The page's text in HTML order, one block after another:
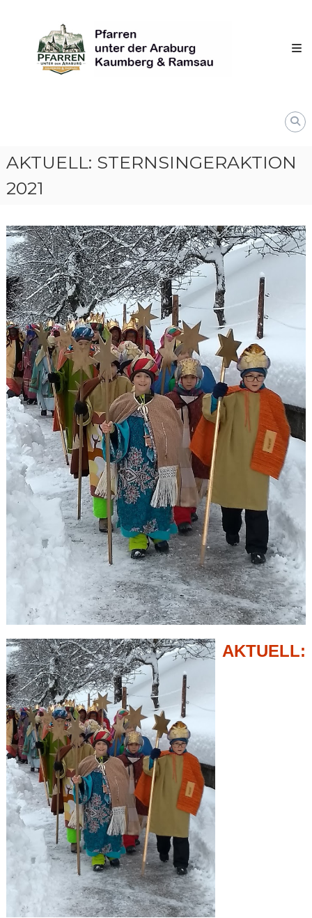
content
unter
derAraburg
Kaumberg
AKTUELL: STERNSINGERAKTION
2021
AKTUELL: